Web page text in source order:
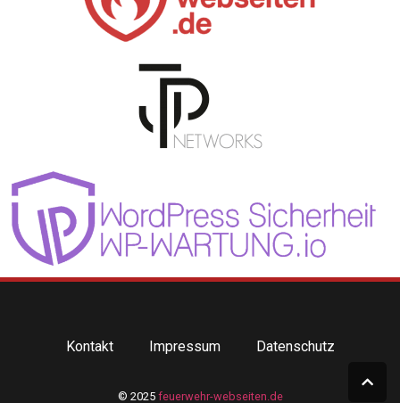
Kontakt Impressum Datenschutz
© 2025 feuerwehr-webseiten.de